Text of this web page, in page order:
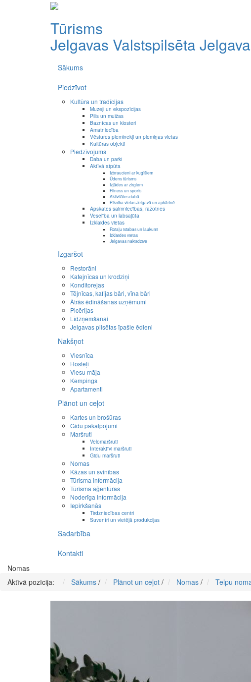
Tūrisms
Jelgavas Valstspilsēta
Sākums
Piedzīvot
Kultūra un tradīcijas
Muzeji un ekspozīcijas
Pilis un muižas
Baznīcas un klosteri
Amatniecība
Vēstures pieminekļi un piemiņas vietas
Kultūras objekti
Piedzīvojums
Daba un parki
Aktīvā atpūta
Izbraucieni ar kuģīšiem
Ūdens tūrisms
Izjādes ar zirgiem
Fitness un sports
Aktivitātes dabā
Piknika vietas Jelgavā un apkārtnē
Apskates saimniecības, ražotnes
Veselība un labsajūta
Izklaides vietas
Rotaļu istabas un laukumi
Izklaides vietas
Jelgavas naktsdzīve
Izgaršot
Restorāni
Kafejnīcas un krodziņi
Konditorejas
Tējnīcas, kafijas bāri, vīna bāri
Ātrās ēdināšanas uzņēmumi
Picērijas
Līdzņemšanai
Jelgavas pilsētas īpašie ēdieni
Nakšņot
Viesnīca
Hosteļi
Viesu māja
Kempings
Apartamenti
Plānot un ceļot
Kartes un brošūras
Gidu pakalpojumi
Maršruti
Velomaršruti
Interaktīvi maršruti
Gidu maršruti
Nomas
Kāzas un svinības
Tūrisma informācija
Tūrisma aģentūras
Noderīga informācija
Iepirkšanās
Tirdzniecības centri
Suvenīri un vietējā produkcijas
Sadarbība
Kontakti
Nomas
Aktīvā pozīcija:
Sākums / Plānot un ceļot / Nomas / Telpu